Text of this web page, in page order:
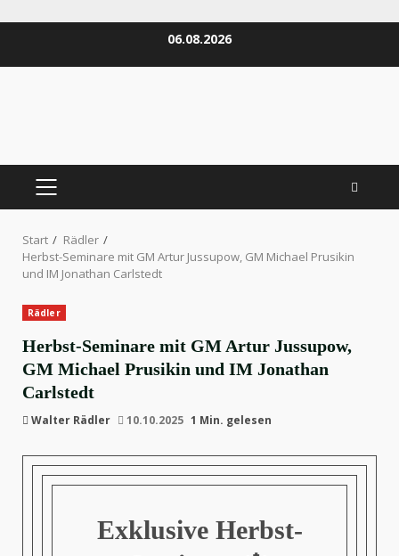
06.08.2026
PRIMÄRES
Start
Rädler
Herbst-Seminare mit GM Artur Jussupow, GM Michael Prusikin
und IM Jonathan Carlstedt
Rädler
Herbst-Seminare mit GM Artur Jussupow,
GM Michael Prusikin und IM Jonathan
Carlstedt
Walter Rädler 10.10.2025 1 Min. gelesen
Exklusive Herbst-